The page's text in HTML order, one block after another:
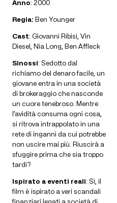
Anno: 2000
Regia: Ben Younger
Cast: Giovanni Ribisi, Vin
Diesel, Nia Long, Ben Affleck
Sinossi: Sedotto dal
richiamo del denaro facile, un
giovane entra in una società
di brokeraggio che nasconde
un cuore tenebroso. Mentre
l’avidità consuma ogni cosa,
si ritrova intrappolato in una
rete di inganni da cui potrebbe
non uscire mai più. Riuscirà a
sfuggire prima che sia troppo
tardi?
Ispirato a eventi reali: Sì, il
film è ispirato a veri scandali